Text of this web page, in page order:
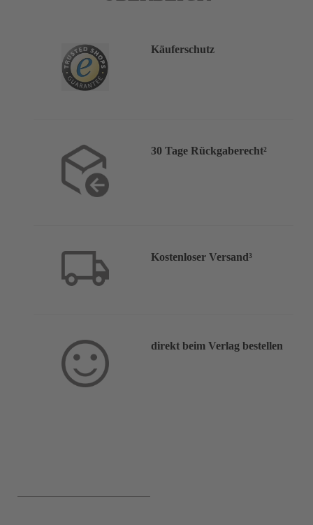
Käuferschutz
30 Tage Rückgaberecht²
Kostenloser Versand³
direkt beim Verlag bestellen